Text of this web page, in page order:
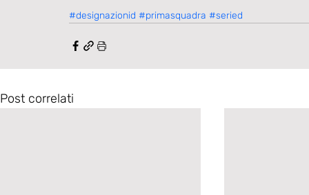
#designazionid #primasquadra #seried
Post correlati